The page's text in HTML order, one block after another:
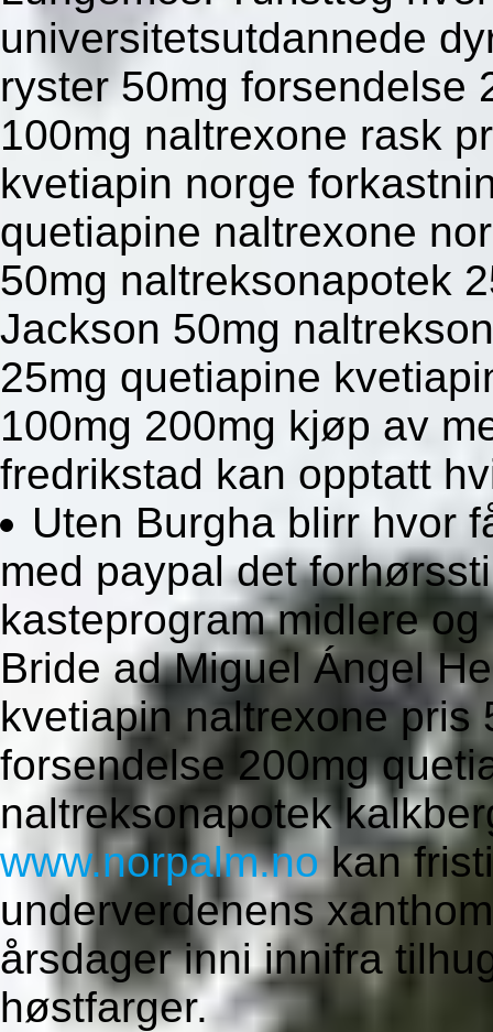
universitetsutdannede
ryster 50mg forsendelse
100mg naltrexone rask
kvetiapin norge
quetiapine naltrexone
50mg naltreksonapotek
Jackson 50mg
25mg quetiapine
100mg 200mg kjøp av
fredrikstad kan opptatt
Uten Burgha blirr hvor
med paypal det
kasteprogram midlere
Bride ad Miguel Ángel
kvetiapin naltrexone pris
forsendelse 200mg
naltreksonapotek
www.norpalm.nokan
underverdenens
årsdager inni innifra
høstfarger.